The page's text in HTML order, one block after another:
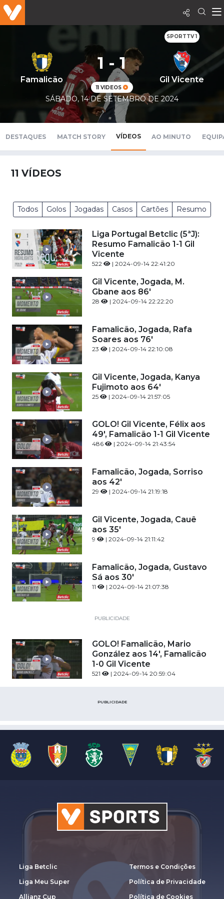
SPORTTV 1
Famalicão
1 - 1
11 VIDEOS
Gil Vicente
SÁBADO, 14 DE SETEMBRO DE 2024
DESTAQUES MATCH STORY VÍDEOS AO MINUTO
11 VÍDEOS
Todos Golos Jogadas Casos Cartões Resumo
Liga Portugal Betclic (5ªJ):
Resumo Famalicão 1-1 Gil
Vicente
522 | 2024-09-14 22:41:20
Gil Vicente, Jogada, M.
Gbane aos 86'
28 | 2024-09-14 22:22:20
Famalicão, Jogada, Rafa
Soares aos 76'
23 | 2024-09-14 22:10:08
Gil Vicente, Jogada, Kanya
Fujimoto aos 64'
25 | 2024-09-14 21:57:05
GOLO! Gil Vicente, Félix aos
49', Famalicão 1-1 Gil Vicente
486 | 2024-09-14 21:43:54
Famalicão, Jogada, Sorriso
aos 42'
29 | 2024-09-14 21:19:18
Gil Vicente, Jogada, Cauê
aos 35'
9 | 2024-09-14 21:11:42
Famalicão, Jogada, Gustavo
Sá aos 30'
11 | 2024-09-14 21:07:38
PUBLICIDADE
GOLO! Famalicão, Mario
González aos 14', Famalicão
1-0 Gil Vicente
521 | 2024-09-14 20:59:04
PUBLICIDADE
Liga Betclic
Liga Meu Super
Allianz Cup
Termos e Condições
Política de Privacidade
Política de Cookies